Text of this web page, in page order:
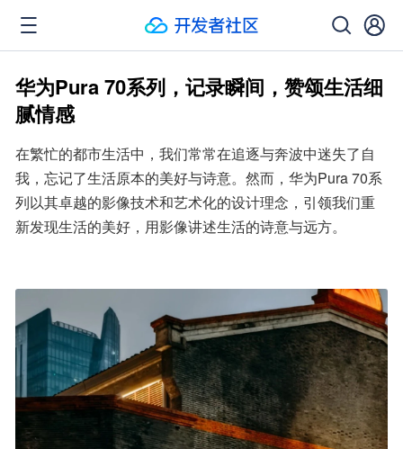
华为Pura 70系列，记录瞬间，赞颂生活细
腻情感
在繁忙的都市生活中，我们常常在追逐与奔波中迷失了自
我，忘记了生活原本的美好与诗意。然而，华为Pura 70系
列以其卓越的影像技术和艺术化的设计理念，引领我们重
新发现生活的美好，用影像讲述生活的诗意与远方。